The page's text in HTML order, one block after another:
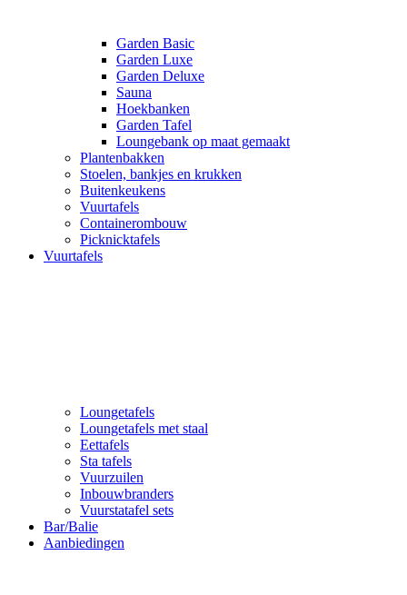
Garden Basic
Garden Luxe
Garden Deluxe
Sauna
Hoekbanken
Garden Tafel
Loungebank op maat gemaakt
Plantenbakken
Stoelen, bankjes en krukken
Buitenkeukens
Vuurtafels
Containerombouw
Picknicktafels
Vuurtafels
Loungetafels
Loungetafels met staal
Eettafels
Sta tafels
Vuurzuilen
Inbouwbranders
Vuurstatafel sets
Bar/Balie
Aanbiedingen